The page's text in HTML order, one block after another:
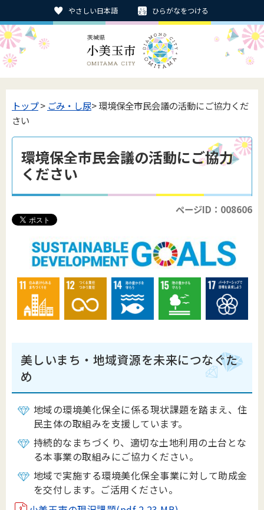
やさしい日本語 ひらがなをつける
トップ> ごみ・し尿> 環境保全市民会議の活動にご協力くだ
さい
環境保全市民会議の活動にご協力
ください
ページID：008606
美しいまち・地域資源を未来につなぐた
め
地域の環境美化保全に係る現状課題を踏まえ、住
民主体の取組みを支援しています。
持続的なまちづくり、適切な土地利用の土台とな
る本事業の取組みにご協力ください。
地域で実施する環境美化保全事業に対して助成金
を交付します。ご活用ください。